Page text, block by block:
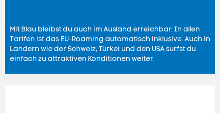
Mit Blau bleibst du auch im Ausland erreichbar: In allen
Tarifen ist das EU-Roaming automatisch inklusive. Auch in
Ländern wie der Schweiz, Türkei und den USA surfst du
einfach zu attraktiven Konditionen weiter.